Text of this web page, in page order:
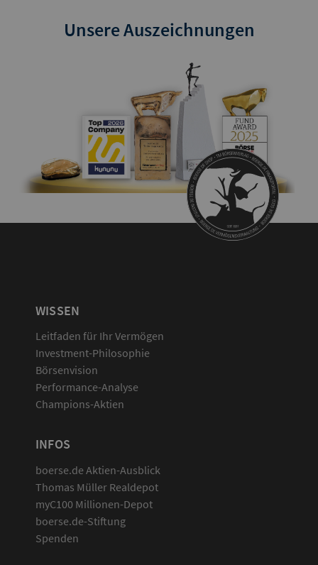
Unsere Auszeichnungen
WISSEN
Leitfaden für Ihr Vermögen
Investment-Philosophie
Börsenvision
Performance-Analyse
Champions-Aktien
INFOS
boerse.de Aktien-Ausblick
Thomas Müller Realdepot
myC100 Millionen-Depot
boerse.de-Stiftung
Spenden